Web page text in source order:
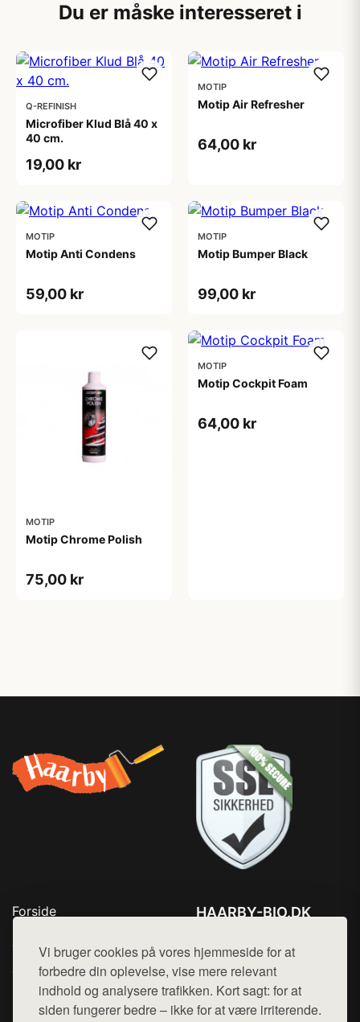
Vi bruger cookies på vores hjemmeside for at
forbedre din oplevelse, vise mere relevant
indhold og analysere trafikken. Kort sagt: for at
siden fungerer bedre – ikke for at være irriterende.
Du er måske interesseret i
Q-REFINISH
Microfiber Klud Blå 40 x
40 cm.
19,00 kr
MOTIP
Motip Air Refresher
64,00 kr
MOTIP
Motip Anti Condens
59,00 kr
MOTIP
Motip Bumper Black
99,00 kr
MOTIP
Motip Chrome Polish
75,00 kr
MOTIP
Motip Cockpit Foam
64,00 kr
Forside
Top Rabatter
Jotun maling
Kontakt
HAARBY-BIO.DK
Mail: hej@want.dk
Cookie- og privatlivspolitik